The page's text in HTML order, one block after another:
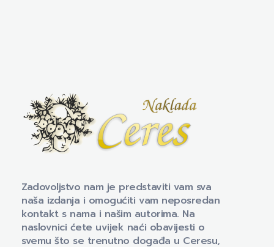
Zadovoljstvo nam je predstaviti vam sva
naša izdanja i omogućiti vam neposredan
kontakt s nama i našim autorima. Na
naslovnici ćete uvijek naći obavijesti o
svemu što se trenutno događa u Ceresu,